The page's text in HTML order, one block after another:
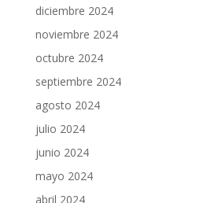
diciembre 2024
noviembre 2024
octubre 2024
septiembre 2024
agosto 2024
julio 2024
junio 2024
mayo 2024
abril 2024